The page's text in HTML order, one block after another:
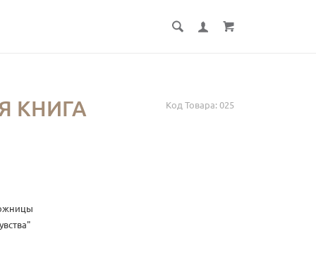
Код Товара:025
КНИГА